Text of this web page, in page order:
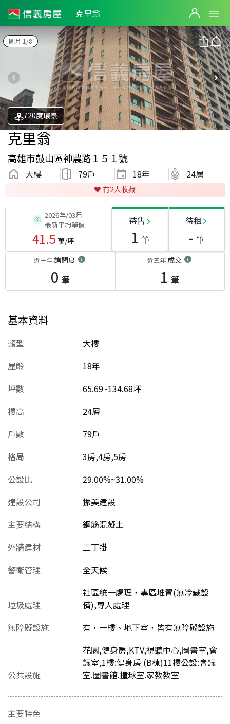
克里翁
圖片 1/8
720度環景
克里翁
高雄市鼓山區神農路１５１號
大樓 79戶 18年 24層
♥️ 有2人收藏
2026年/03月
最新平均單價
41.5 萬/坪
待售
1 筆
待租
- 筆
近一年詢問度
0 筆
近五年成交
1 筆
基本資料
類型
大樓
屋齡
18年
坪數
65.69~134.68坪
樓高
24層
戶數
79戶
格局
3房,4房,5房
公設比
29.00%~31.00%
建設公司
振美建設
主要結構
鋼筋混凝土
外牆建材
二丁掛
警衛管理
全天候
垃圾處理
社區統一處理，專區堆置(無冷藏設
備),專人處理
無障礙設施
有，一樓、地下室，皆有無障礙設施
公共設施
花園,健身房,KTV,視聽中心,圖書室,會
議室,1樓:健身房 (B棟)11樓公設:會議
室.圖書館.撞球室.家教教室
主要特色